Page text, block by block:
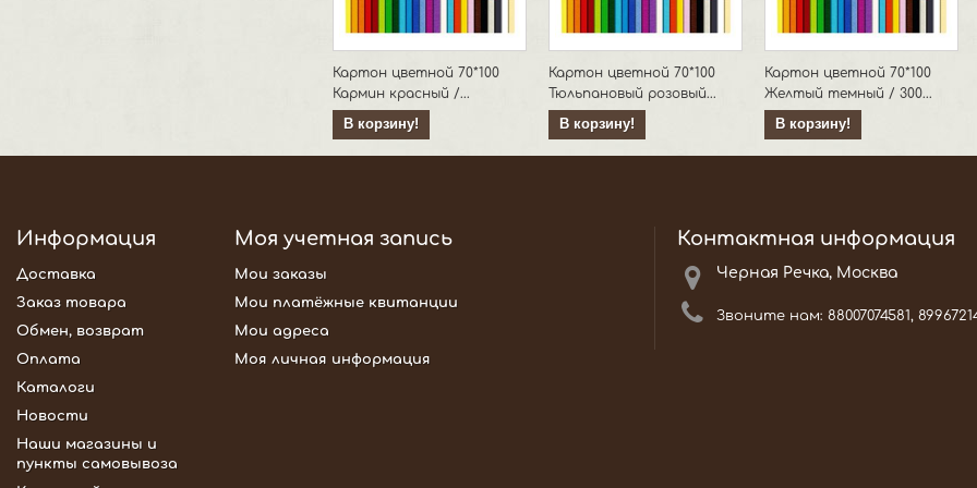
Картон цветной 70*100
Кармин красный /...
В корзину!
Картон цветной 70*100
Тюльпановый розовый...
В корзину!
Картон цветной 70*100
Желтый темный / 300...
В корзину!
Информация
Доставка
Заказ товара
Обмен, возврат
Оплата
Каталоги
Новости
Наши магазины и
пункты самовывоза
Моя учетная запись
Мои заказы
Мои платёжные квитанции
Мои адреса
Моя личная информация
Контактная информация
Черная Речка, Москва
Звоните нам: 88007074581,